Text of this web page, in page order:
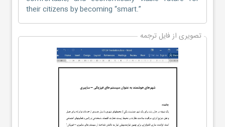
their citizens by becoming “smart.”
تصویری از فایل ترجمه